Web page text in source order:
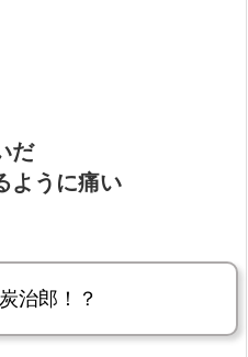
だ
ように痛い
治郎！？